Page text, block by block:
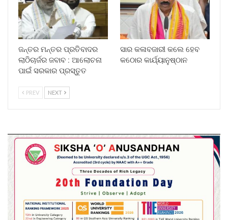
ଜନ୍ତର ମନ୍ତର ପ୍ରତିବାଦର
ଲାଠିଚାର୍ଜର ଜବାବ : ଆଲୋଚନା
ପାଇଁ ସରକାର ପ୍ରସ୍ତୁତ
ସାର କଳାବଜାରୀ କଲେ ହେବ
କଠୋର କାର୍ଯ୍ୟାନୁଷ୍ଠାନ
PREV NEXT